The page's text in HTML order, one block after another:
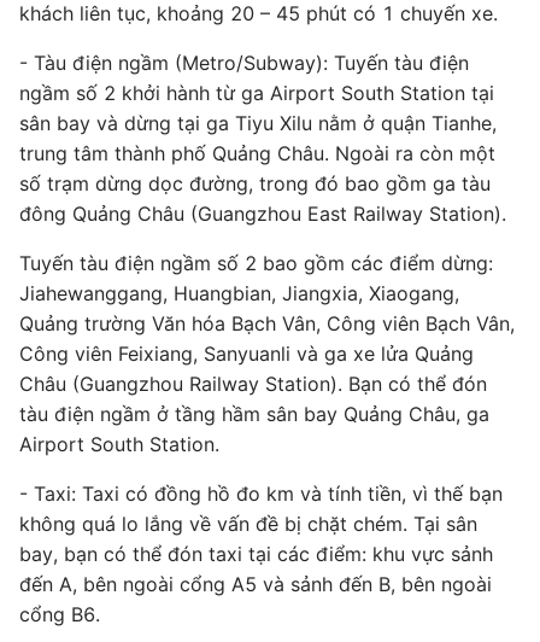
khách liên tục, khoảng 20 – 45 phút có 1 chuyến xe.
- Tàu điện ngầm (Metro/Subway): Tuyến tàu điện
ngầm số 2 khởi hành từ ga Airport South Station tại
sân bay và dừng tại ga Tiyu Xilu nằm ở quận Tianhe,
trung tâm thành phố Quảng Châu. Ngoài ra còn một
số trạm dừng dọc đường, trong đó bao gồm ga tàu
đông Quảng Châu (Guangzhou East Railway Station).
Tuyến tàu điện ngầm số 2 bao gồm các điểm dừng:
Jiahewanggang, Huangbian, Jiangxia, Xiaogang,
Quảng trường Văn hóa Bạch Vân, Công viên Bạch Vân,
Công viên Feixiang, Sanyuanli và ga xe lửa Quảng
Châu (Guangzhou Railway Station). Bạn có thể đón
tàu điện ngầm ở tầng hầm sân bay Quảng Châu, ga
Airport South Station.
- Taxi: Taxi có đồng hồ đo km và tính tiền, vì thế bạn
không quá lo lắng về vấn đề bị chặt chém. Tại sân
bay, bạn có thể đón taxi tại các điểm: khu vực sảnh
đến A, bên ngoài cổng A5 và sảnh đến B, bên ngoài
cổng B6.